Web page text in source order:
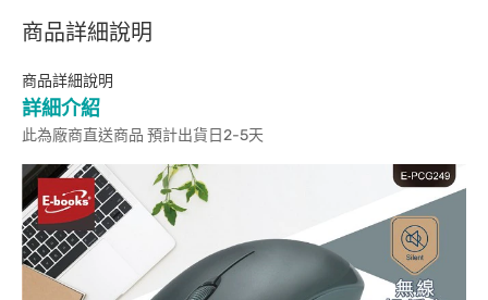
商品詳細說明
商品詳細說明
詳細介紹
此為廠商直送商品 預計出貨日2-5天